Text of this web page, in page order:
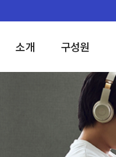
소개 구성원